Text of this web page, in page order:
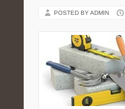
POSTED BY ADMIN